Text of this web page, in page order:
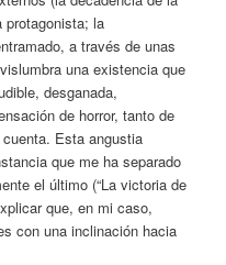
protagonista; la
a través de unas
una existencia que
desganada,
de horror, tanto de
Esta angustia
que me ha separado
el último (“La victoria de
que, en mi caso,
con una inclinación hacia